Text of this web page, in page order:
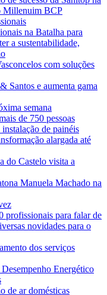
Millenuim BCP
na Batalha para
a sustentabilidade,
com soluções
Santos e aumenta gama
semana
de 750 pessoas
de painéis
alargada até
do Castelo visita a
Manuela Machado na
profissionais para falar de
novidades para o
dos serviços
Energético
de ar domésticas